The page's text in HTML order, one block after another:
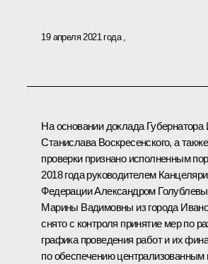
19 апреля 2021 года
На основании доклада Губернатора
Станислава Воскресенского, а
проверки признано исполненным
2018 года руководителем
Федерации Александром
Марины Вадимовны из города
снято с контроля принятие мер по
графика проведения работ и их
по обеспечению